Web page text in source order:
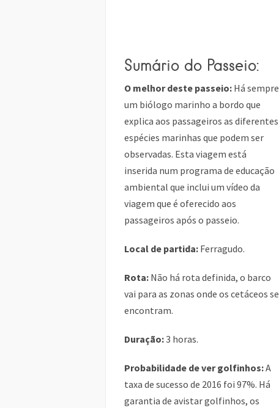
Sumário do Passeio:
O melhor deste passeio: Há sempre
um biólogo marinho a bordo que
explica aos passageiros as diferentes
espécies marinhas que podem ser
observadas. Esta viagem está
inserida num programa de educação
ambiental que inclui um vídeo da
viagem que é oferecido aos
passageiros após o passeio.
Local de partida: Ferragudo.
Rota: Não há rota definida, o barco
vai para as zonas onde os cetáceos se
encontram.
Duração:3 horas.
Probabilidade de ver golfinhos:A
taxa de sucesso de 2016 foi 97%. Há
garantia de avistar golfinhos, os